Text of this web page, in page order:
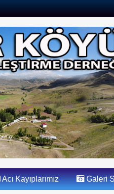
Acı Kayıplarımız Galeri